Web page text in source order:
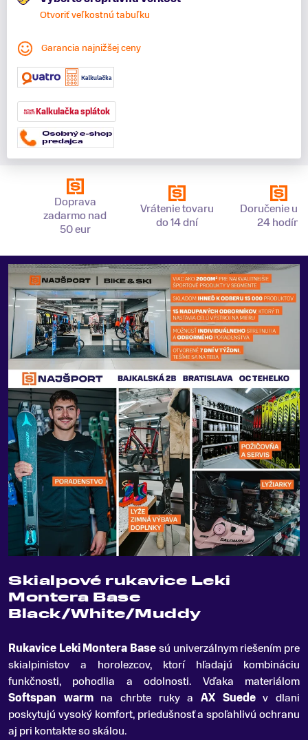
Otvoriť veľkostnú tabuľku
Garancia najnižšej ceny
Kalkulačka splátok
Doprava
zadarmo nad
50 eur
Vrátenie tovaru
do 14 dní
Doručenie už
24 hodín
Skialpové rukavice Leki
Montera Base
Black/White/Muddy
Rukavice Leki Montera Basesú univerzálnym riešením pre
skialpinistov a horolezcov, ktorí hľadajú kombináciu
funkčnosti, pohodlia a odolnosti. Vďaka materiálom
Softspan warmna chrbte ruky aAX Suedev dlani
poskytujú vysoký komfort, priedušnosť a spoľahlivú ochranu
aj pri kontakte so skálou.